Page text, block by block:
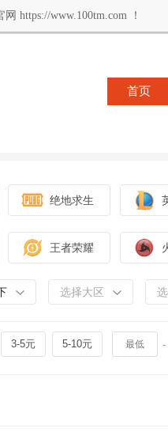
https://www.100tm.com ！
首页
绝地求生
王者荣耀
选择大区
3-5元 5-10元 -